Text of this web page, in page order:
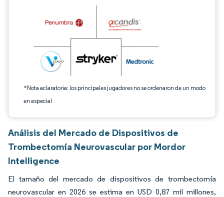
*Nota aclaratoria: los principales jugadores no se ordenaron de un modo
en especial
Análisis del Mercado de Dispositivos de
Trombectomía Neurovascular por Mordor
Intelligence
El tamaño del mercado de dispositivos de trombectomía
neurovascular en 2026 se estima en USD 0,87 mil millones,